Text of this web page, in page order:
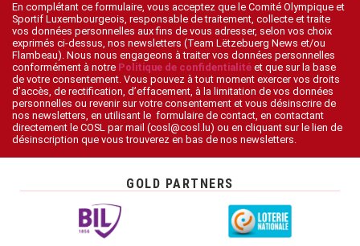
En complétant ce formulaire, vous acceptez que le Comité Olympique et
Sportif Luxembourgeois, responsable de traitement, collecte et traite
vos données personnelles aux fins de vous adresser, selon vos choix
exprimés ci-dessus, nos newsletters (Team Lëtzebuerg News et/ou
Flambeau). Nous nous engageons à traiter vos données personnelles
conformément à notre Politique de confidentialité et que sur la base
de votre consentement. Vous pouvez à tout moment exercer vos droits
d’accès, de rectification, d’effacement, à la limitation de vos données
personnelles ou revenir sur votre consentement et vous désinscrire de
nos newsletters, en utilisant le formulaire de contact, en contactant
directement le COSL par mail (cosl@cosl.lu) ou en cliquant sur le lien de
désinscription que vous trouverez en bas de nos newsletters.
GOLD PARTNERS